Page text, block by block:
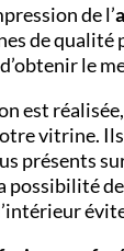
de l’
de
le
est
vitrine. Ils
présents
possibilité